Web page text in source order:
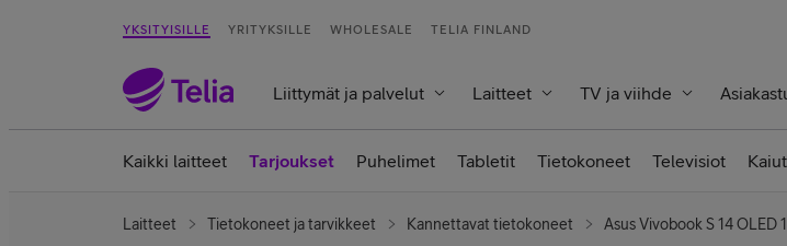
YKSITYISILLE YRITYKSILLE WHOLESALE TELIA FINLAND
Liittymät ja palvelut Laitteet TV ja viihde
Kaikki laitteet Tarjoukset Puhelimet Tabletit Tietokoneet Televisiot
Laitteet Tietokoneet ja tarvikkeet Kannettavat tietokoneet Asus Vivobook S 14